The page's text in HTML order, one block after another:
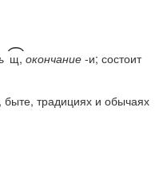
͡щ, окончание -и; состоит
быте, традициях и обычаях